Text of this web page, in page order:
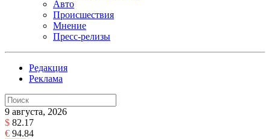
Авто
Происшествия
Мнение
Пресс-релизы
Редакция
Реклама
9 августа, 2026
$ 82.17
€ 94.84